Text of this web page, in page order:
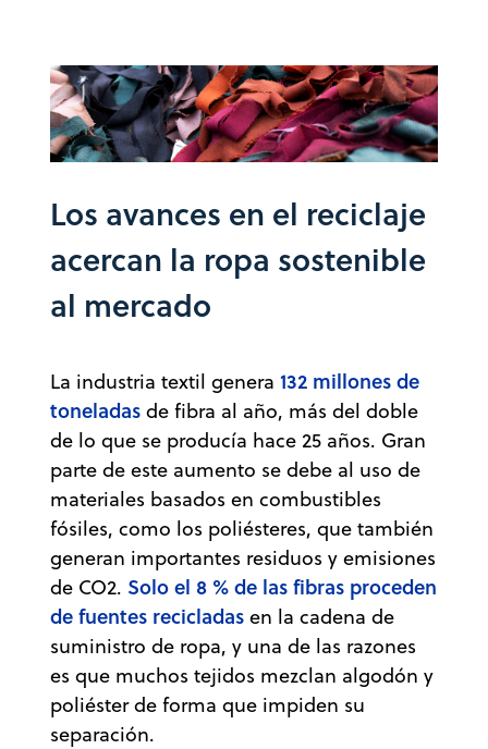
Los avances en el reciclaje
acercan la ropa sostenible
al mercado
La industria textil genera 132 millones de
toneladas de fibra al año, más del doble
de lo que se producía hace 25 años. Gran
parte de este aumento se debe al uso de
materiales basados en combustibles
fósiles, como los poliésteres, que también
generan importantes residuos y emisiones
de CO2. Solo el 8 % de las fibras proceden
de fuentes recicladas en la cadena de
suministro de ropa, y una de las razones
es que muchos tejidos mezclan algodón y
poliéster de forma que impiden su
separación.